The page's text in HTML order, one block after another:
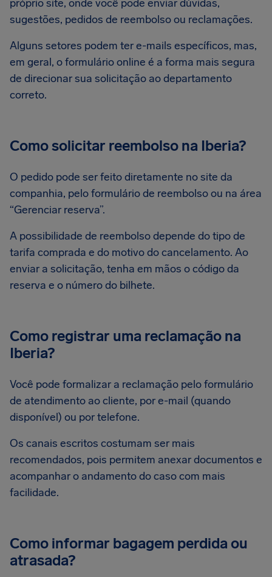
próprio site, onde você pode enviar dúvidas,
sugestões, pedidos de reembolso ou reclamações.
Alguns setores podem ter e-mails específicos, mas,
em geral, o formulário online é a forma mais segura
de direcionar sua solicitação ao departamento
correto.
Como solicitar reembolso na Iberia?
O pedido pode ser feito diretamente no site da
companhia, pelo formulário de reembolso ou na área
“Gerenciar reserva”.
A possibilidade de reembolso depende do tipo de
tarifa comprada e do motivo do cancelamento. Ao
enviar a solicitação, tenha em mãos o código da
reserva e o número do bilhete.
Como registrar uma reclamação na
Iberia?
Você pode formalizar a reclamação pelo formulário
de atendimento ao cliente, por e-mail (quando
disponível) ou por telefone.
Os canais escritos costumam ser mais
recomendados, pois permitem anexar documentos e
acompanhar o andamento do caso com mais
facilidade.
Como informar bagagem perdida ou
atrasada?